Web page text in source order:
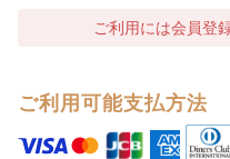
ご利用には会員登
ご利用可能支払方法